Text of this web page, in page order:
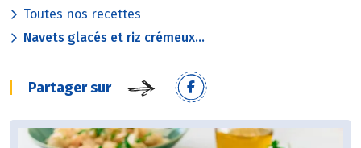
Toutes nos recettes
Navets glacés et riz crémeux...
Partager sur